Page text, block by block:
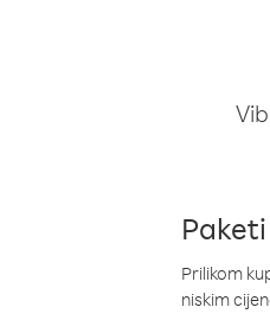
Prilikom
niskim